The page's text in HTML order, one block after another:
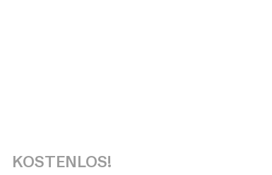
KOSTENLOS!